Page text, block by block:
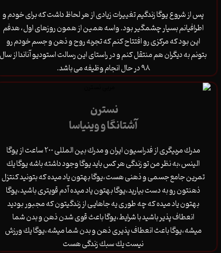
پس از شروع یوگا زندگیم تغییرات زیادی از هر لحاظ داشت که برای خودم و
اطرافیانم بسیار چشمگیر بود. واسه همین از همون روزهای اول، هدفم
این بود که مرکزی رو افتتاح کنم که تجربه روح و ذهن و جسم خودم رو
بتونم به دیگران هم منتقل کنم و در راستای این رسالت استودیو آناندا از سال
۹۸ در حال انجام وظیفه می باشد.
نسترن
آشتانگا و وينياسا
مدرك مربيگرى از فدراسيون ايران و مدرك بين المللى ٢٠٠ ساعت از يوگا
الينس،به نظر من تو زندگى هر كس بايد يوگا وجود داشته باشه يوگا يك
تمرين جامع جسمى و ذهنى هست،يوگا بهتون ياد ميده كه بتونيد كنتزل
ذهنتون رو به دست بياريد،يوگا بهتون ياد ميده آدم قويترى باشيد،يوگا
بهتون ياد ميده كه چه طورى يه جاهايى از زندگيتون كه مجبور بوديد
انعطاف پذير باشيد با شرايط،يوگا باعث قوى شدن ذهن و بدن شما
ميشه،يوگا باعث انعطاف پذيرى ذهن و بدن شما ميشه،يوگا يك ورزش
نيست يك سبك زندگى هست